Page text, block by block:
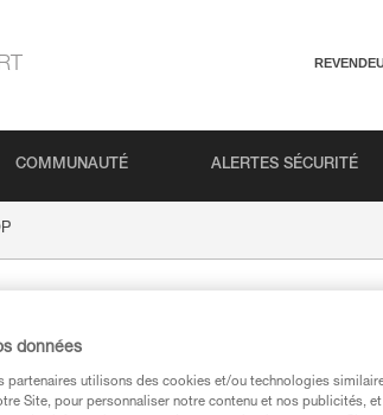
COMMUNAUTÉ ALERTES SÉCURITÉ
données
partenaires utilisons des cookies et/ou technologies
Site, pour personnaliser notre contenu et nos publicités,